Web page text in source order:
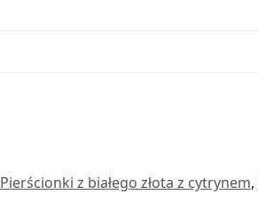
Pierścionki z białego złota z cytrynem,